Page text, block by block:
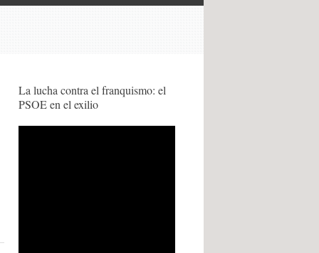
La lucha contra el franquismo: el
PSOE en el exilio